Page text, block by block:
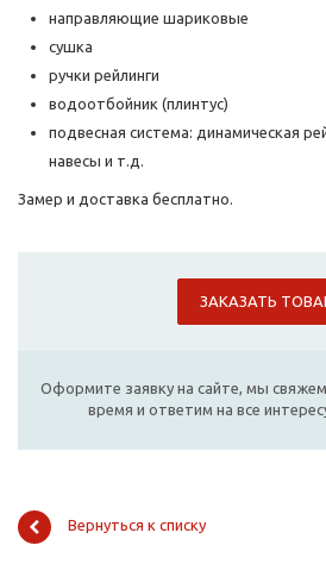
направляющие шариковые
сушка
ручки рейлинги
водоотбойник (плинтус)
подвесная система: динамическая
навесы и т.д.
Замер и доставка бесплатно.
ЗАКАЗАТЬ
Оформите заявку на сайте, мы
время и ответим на все
Вернуться к списку